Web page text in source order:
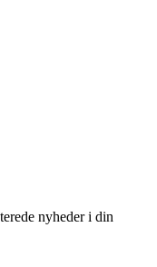
nyheder i din